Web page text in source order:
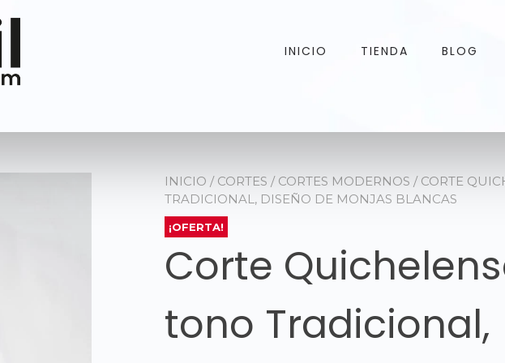
INICIO TIENDA BLOG
INICIO / CORTES / CORTES MODERNOS / CORTE
TRADICIONAL, DISEÑO DE MONJAS BLANCAS
¡OFERTA!
Corte
tono Tradicional,